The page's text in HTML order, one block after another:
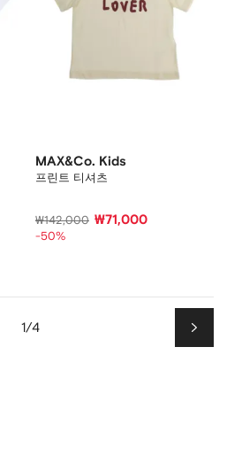
MAX&Co. Kids
프린트 티셔츠
₩142,000 ₩71,000
-50%
1/4
다
음